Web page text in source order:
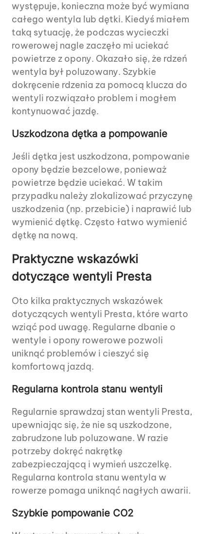
występuje, konieczna może być wymiana
całego wentyla lub dętki. Kiedyś miałem
taką sytuację, że podczas wycieczki
rowerowej nagle zaczęło mi uciekać
powietrze z opony. Okazało się, że rdzeń
wentyla był poluzowany. Szybkie
dokręcenie rdzenia za pomocą klucza do
wentyli rozwiązało problem i mogłem
kontynuować jazdę.
Uszkodzona dętka a pompowanie
Jeśli dętka jest uszkodzona, pompowanie
opony będzie bezcelowe, ponieważ
powietrze będzie uciekać. W takim
przypadku należy zlokalizować przyczynę
uszkodzenia (np. przebicie) i naprawić lub
wymienić dętkę. Często łatwo wymienić
dętkę na nową.
Praktyczne wskazówki
dotyczące wentyli Presta
Oto kilka praktycznych wskazówek
dotyczących wentyli Presta, które warto
wziąć pod uwagę. Regularne dbanie o
wentyle i opony rowerowe pozwoli
uniknąć problemów i cieszyć się
komfortową jazdą.
Regularna kontrola stanu wentyli
Regularnie sprawdzaj stan wentyli Presta,
upewniając się, że nie są uszkodzone,
zabrudzone lub poluzowane. W razie
potrzeby dokręć nakrętkę
zabezpieczającą i wymień uszczelkę.
Regularna kontrola stanu wentyla w
rowerze pomaga uniknąć nagłych awarii.
Szybkie pompowanie CO2